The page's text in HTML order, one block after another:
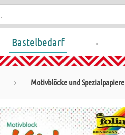
Bastelbedarf .
Motivblöcke und Spezialpapiere